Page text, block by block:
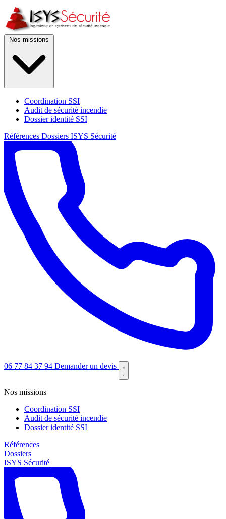
Coordination SSI
Audit de sécurité incendie
Dossier identité SSI
Références Dossiers ISYS Sécurité
06 77 84 37 94 Demander un devis
Nos missions
Coordination SSI
Audit de sécurité incendie
Dossier identité SSI
Références
Dossiers
ISYS Sécurité